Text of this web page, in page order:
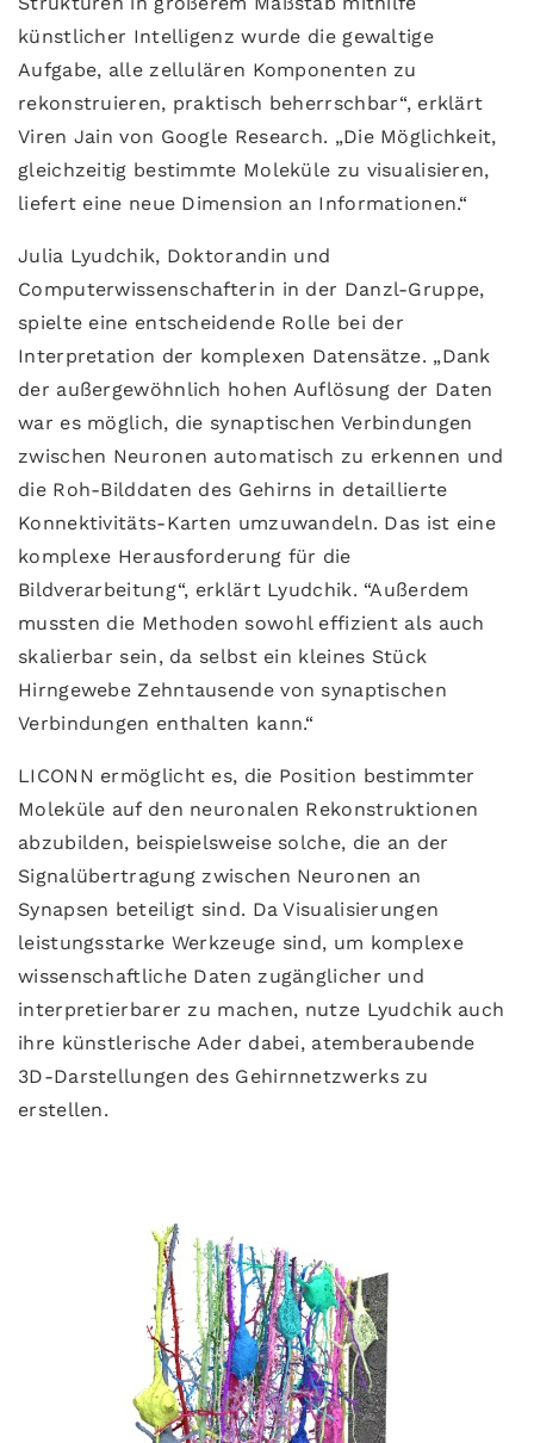
künstlicher Intelligenz wurde die gewaltige
Aufgabe, alle zellulären Komponenten zu
rekonstruieren, praktisch beherrschbar“, erklärt
Viren Jain von Google Research. „Die Möglichkeit,
gleichzeitig bestimmte Moleküle zu visualisieren,
liefert eine neue Dimension an Informationen.“
Julia Lyudchik, Doktorandin und
Computerwissenschafterin in der Danzl-Gruppe,
spielte eine entscheidende Rolle bei der
Interpretation der komplexen Datensätze. „Dank
der außergewöhnlich hohen Auflösung der Daten
war es möglich, die synaptischen Verbindungen
zwischen Neuronen automatisch zu erkennen und
die Roh-Bilddaten des Gehirns in detaillierte
Konnektivitäts-Karten umzuwandeln. Das ist eine
komplexe Herausforderung für die
Bildverarbeitung“, erklärt Lyudchik. “Außerdem
mussten die Methoden sowohl effizient als auch
skalierbar sein, da selbst ein kleines Stück
Hirngewebe Zehntausende von synaptischen
Verbindungen enthalten kann.“
LICONN ermöglicht es, die Position bestimmter
Moleküle auf den neuronalen Rekonstruktionen
abzubilden, beispielsweise solche, die an der
Signalübertragung zwischen Neuronen an
Synapsen beteiligt sind. Da Visualisierungen
leistungsstarke Werkzeuge sind, um komplexe
wissenschaftliche Daten zugänglicher und
interpretierbarer zu machen, nutze Lyudchik auch
ihre künstlerische Ader dabei, atemberaubende
3D-Darstellungen des Gehirnnetzwerks zu
erstellen.